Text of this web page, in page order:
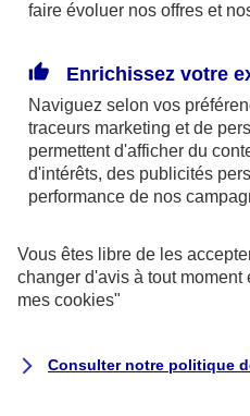
mandataires exclusifs
246 et n°13 005 764
surwww.orias.fr)
AXA Assistance
S.A au capital de 51
Siège social :
8-10, rue Paul Vaillant
faire évoluer nos offres et
Enrichissez votre
Naviguez selon vos
traceurs marketing et de
permettent d'afficher du
d'intérêts, des publicités
performance de nos
Vous êtes libre de les
changer d'avis à tout moment
mes cookies"
Consulter notre politique